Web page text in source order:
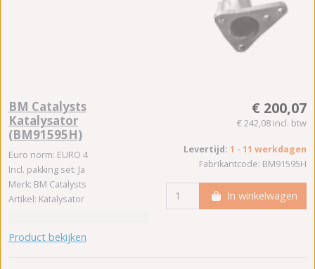
BM Catalysts
Katalysator
(BM91595H)
Euro norm: EURO 4
Incl. pakking set: Ja
Merk: BM Catalysts
Artikel: Katalysator
Product bekijken
€ 200,07
€ 242,08 incl. btw
Levertijd: 1 - 11 werkdagen
Fabrikantcode: BM91595H
In winkelwagen